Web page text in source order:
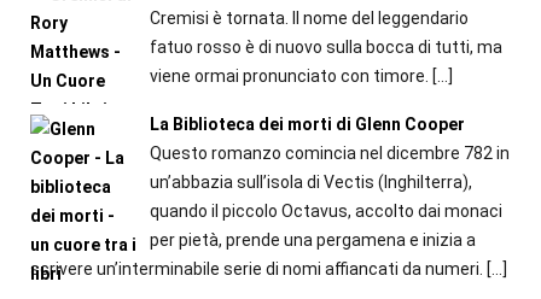
Cremisi è tornata. Il nome del leggendario
fatuo rosso è di nuovo sulla bocca di tutti, ma
viene ormai pronunciato con timore. […]
La Biblioteca dei morti di Glenn Cooper
Questo romanzo comincia nel dicembre 782 in
un’abbazia sull’isola di Vectis (Inghilterra),
quando il piccolo Octavus, accolto dai monaci
per pietà, prende una pergamena e inizia a
scrivere un’interminabile serie di nomi affiancati da numeri. […]